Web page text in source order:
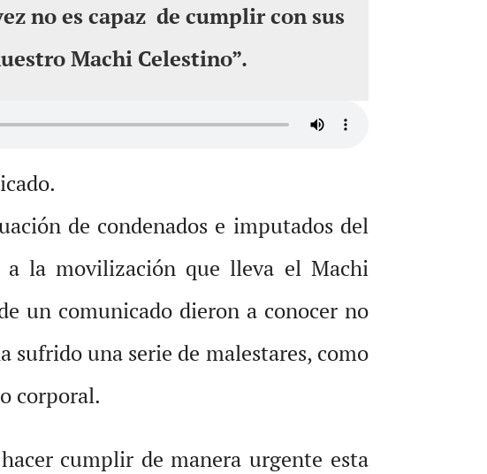
no es capaz de cumplir con sus
Machi Celestino”.
de condenados e imputados del
a la movilización que lleva el Machi
un comunicado dieron a conocer no
sufrido una serie de malestares, como
corporal.
cumplir de manera urgente esta